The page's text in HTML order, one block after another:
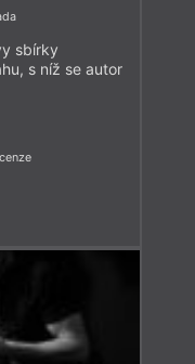
sbírky
s níž se autor